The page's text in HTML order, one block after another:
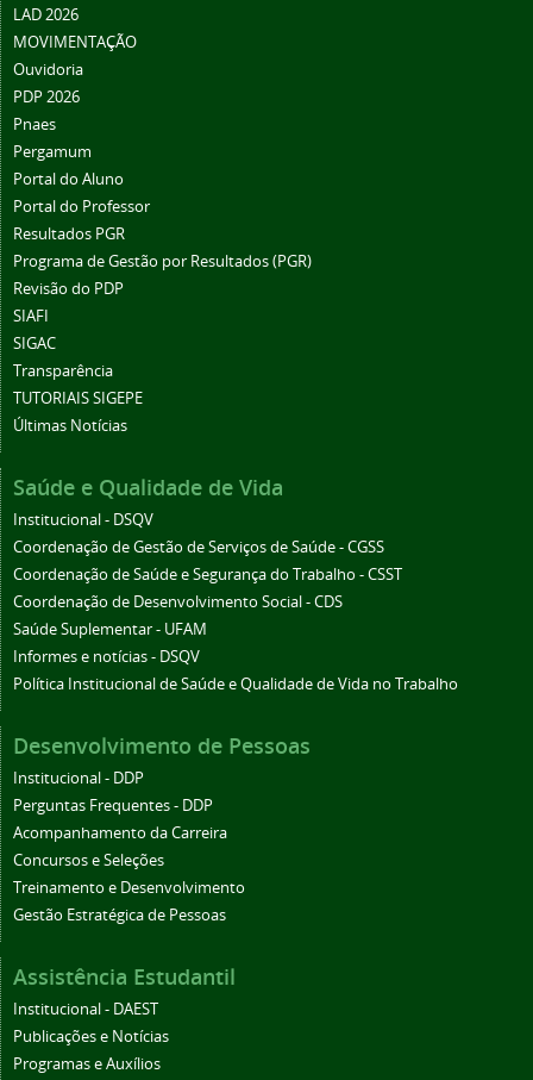
LAD 2026
MOVIMENTAÇÃO
Ouvidoria
PDP 2026
Pnaes
Pergamum
Portal do Aluno
Portal do Professor
Resultados PGR
Programa de Gestão por Resultados (PGR)
Revisão do PDP
SIAFI
SIGAC
Transparência
TUTORIAIS SIGEPE
Últimas Notícias
Saúde e Qualidade de Vida
Institucional - DSQV
Coordenação de Gestão de Serviços de Saúde - CGSS
Coordenação de Saúde e Segurança do Trabalho - CSST
Coordenação de Desenvolvimento Social - CDS
Saúde Suplementar - UFAM
Informes e notícias - DSQV
Política Institucional de Saúde e Qualidade de Vida no Trabalho
Desenvolvimento de Pessoas
Institucional - DDP
Perguntas Frequentes - DDP
Acompanhamento da Carreira
Concursos e Seleções
Treinamento e Desenvolvimento
Gestão Estratégica de Pessoas
Assistência Estudantil
Institucional - DAEST
Publicações e Notícias
Programas e Auxílios